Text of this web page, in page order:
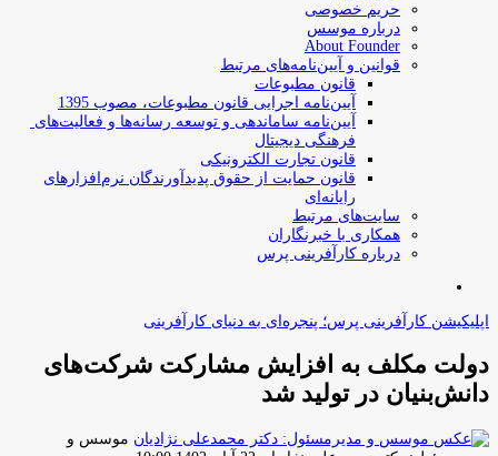
حریم خصوصی
درباره موسس
About Founder
قوانین و آیین‌نامه‌های مرتبط
‌قانون مطبوعات
آیین‌نامه اجرایی قانون مطبوعات، مصوب 1395
آیین‌نامه سامان­دهی و توسعه رسانه­‌ها و فعالیت‌­های
فرهنگی دیجیتال
قانون تجارت الکترونیکی
قانون حمایت از حقوق پدیدآورندگان نرم‌افزارهای
رایانه‌ای
سایت‌های مرتبط
همکاری با خبرنگاران
درباره کارآفرینی پرس
اپلیکیشن کارآفرینی پرس؛ پنجره‌ای به دنیای کارآفرینی
دولت مکلف به افزایش مشارکت شرکت‌های
دانش‌بنیان در تولید شد
موسس و